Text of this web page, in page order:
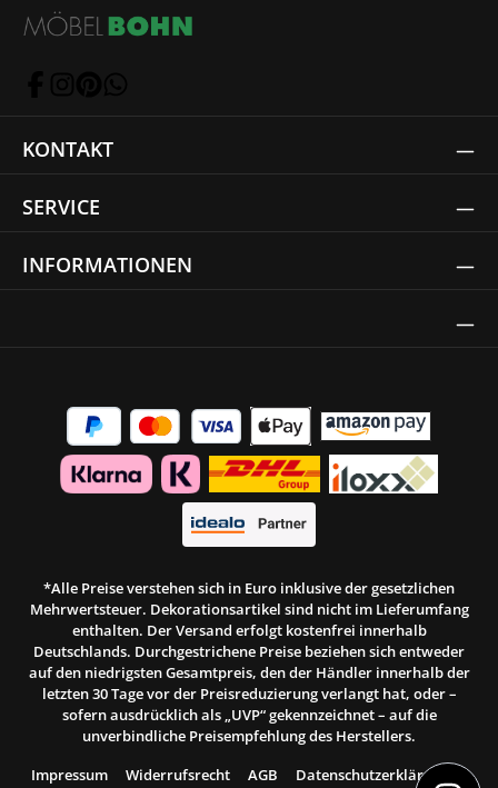
KONTAKT
SERVICE
INFORMATIONEN
*Alle Preise verstehen sich in Euro inklusive der gesetzlichen
Mehrwertsteuer. Dekorationsartikel sind nicht im Lieferumfang
enthalten. Der Versand erfolgt kostenfrei innerhalb
Deutschlands. Durchgestrichene Preise beziehen sich entweder
auf den niedrigsten Gesamtpreis, den der Händler innerhalb der
letzten 30 Tage vor der Preisreduzierung verlangt hat, oder –
sofern ausdrücklich als „UVP“ gekennzeichnet – auf die
unverbindliche Preisempfehlung des Herstellers.
Impressum
Widerrufsrecht AGB
Datenschutzerklärung